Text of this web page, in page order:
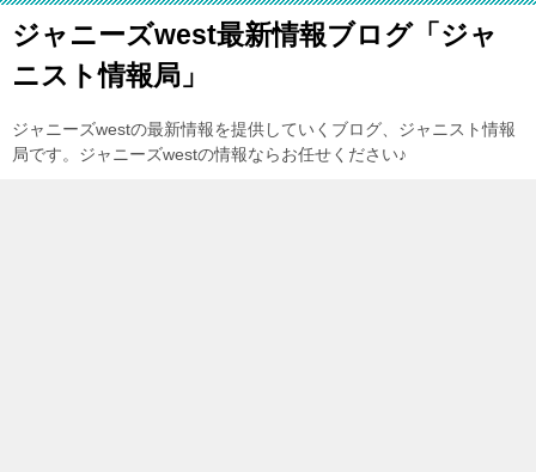
ジャニーズwest最新情報ブログ「ジャ
ニスト情報局」
ジャニーズwestの最新情報を提供していくブログ、ジャニスト情報
局です。ジャニーズwestの情報ならお任せください♪